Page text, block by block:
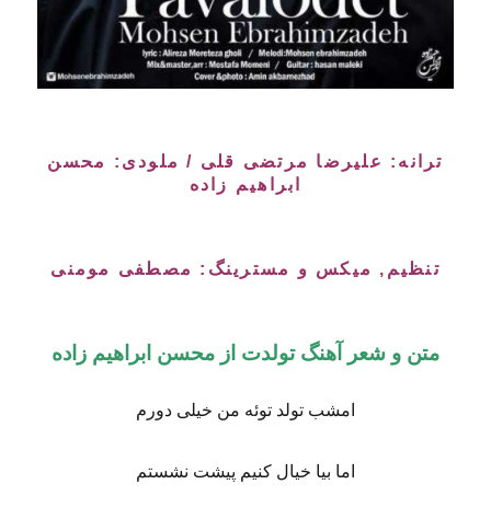
ترانه: علیرضا مرتضی قلی / ملودی: محسن
ابراهیم زاده
تنظیم, میکس و مسترینگ: مصطفی مومنی
متن و شعر آهنگ تولدت از محسن ابراهیم زاده
امشب تولد توئه من خیلی دورم
اما بیا خیال کنیم پیشت نشستم